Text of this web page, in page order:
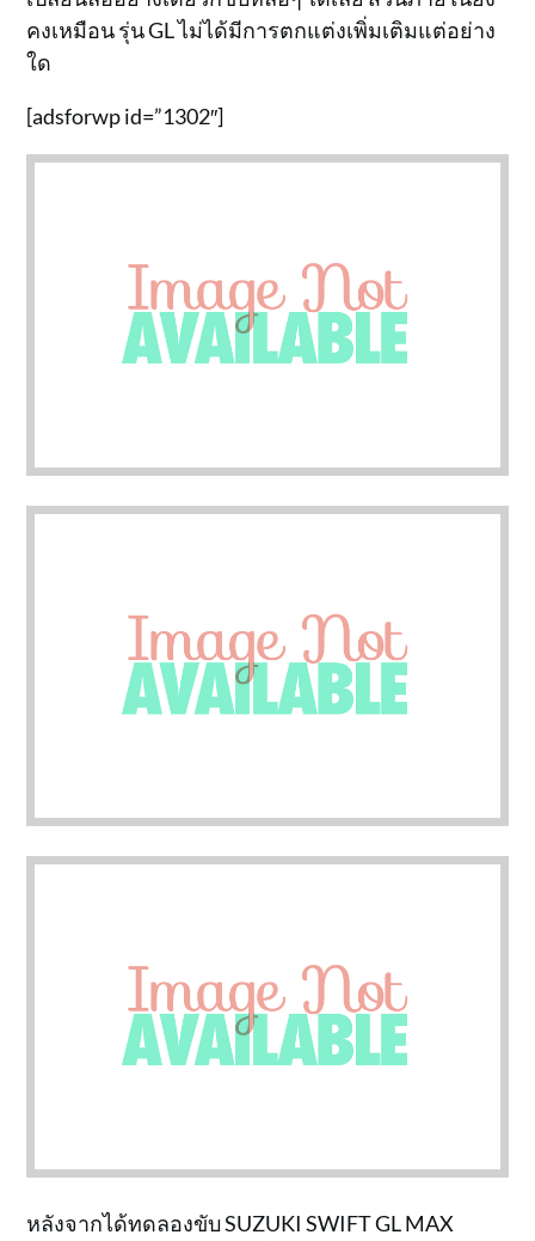
คงเหมือน รุ่น GL ไม่ได้มีการตกแต่งเพิ่มเติมแต่อย่าง
ใด
[adsforwp id=”1302″]
หลังจากได้ทดลองขับ SUZUKI SWIFT GL MAX